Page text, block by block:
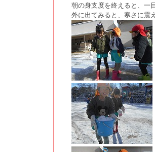
朝の身支度を終えると、一
外に出てみると、寒さに震